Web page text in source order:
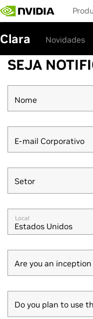
Clara Novidades
SEJA
Nome
E-mail Corporativo
Setor
Setor
Local
Estados Unidos
Are you an
Are you an
Do you plan to use
Do you plan to use